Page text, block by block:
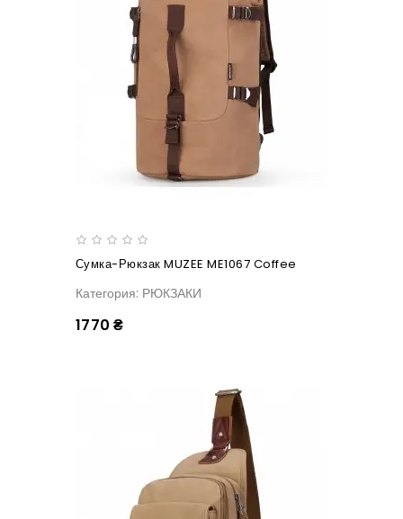
Сумка-Рюкзак MUZEE ME1067 Coffee
Категория: РЮКЗАКИ
1770 ₴